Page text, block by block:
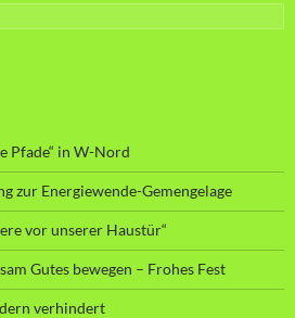
Pfade“ in W-Nord
zur Energiewende-Gemengelage
vor unserer Haustür“
Gutes bewegen – Frohes Fest
verhindert